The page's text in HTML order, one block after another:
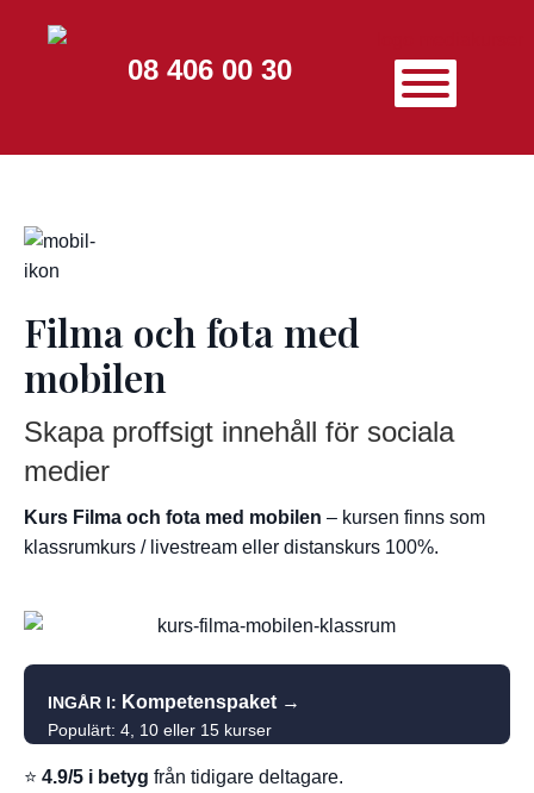
08 406 00 30
Filma och fota med
mobilen
Skapa proffsigt innehåll för sociala
medier
Kurs Filma och fota med mobilen – kursen finns som
klassrumkurs / livestream eller distanskurs 100%.
INGÅR I: Kompetenspaket →
Populärt: 4, 10 eller 15 kurser
⭐ 4.9/5 i betyg från tidigare deltagare.